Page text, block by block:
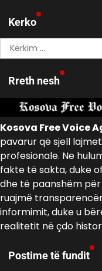
Kerko
Kërko
për:
Rreth nesh
Kosova Free Voice
pavarur që sjell
profesionale. Ne
fakte të sakta, duke
dhe të paanshëm
ruajmë
informimit, duke u
realitetit në çdo
Postime të fundit